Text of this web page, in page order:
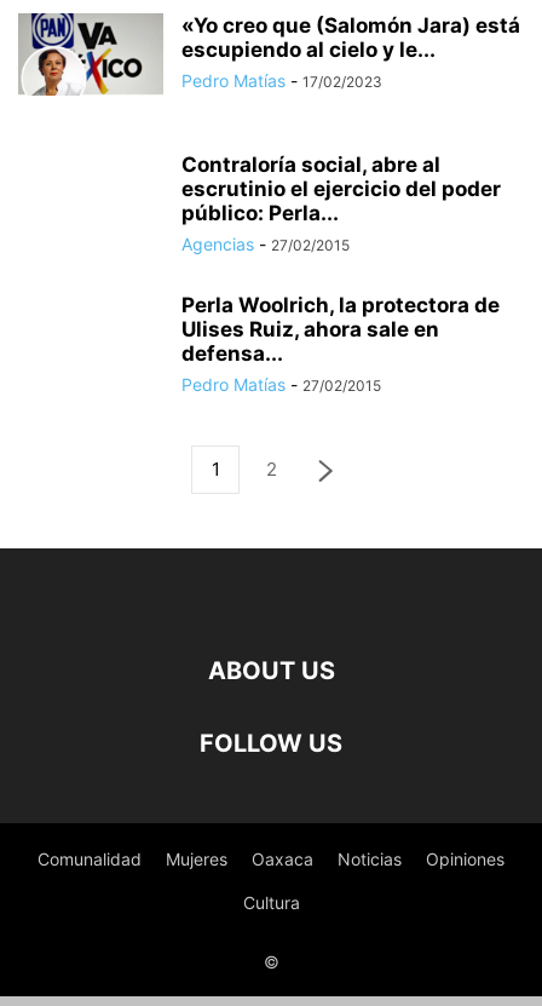
«Yo creo que (Salomón Jara) está
escupiendo al cielo y le...
Pedro Matías - 17/02/2023
Contraloría social, abre al
escrutinio el ejercicio del poder
público: Perla...
Agencias - 27/02/2015
Perla Woolrich, la protectora de
Ulises Ruiz, ahora sale en
defensa...
Pedro Matías - 27/02/2015
1 2
ABOUT US
FOLLOW US
Comunalidad Mujeres Oaxaca Noticias Opiniones
Cultura
©